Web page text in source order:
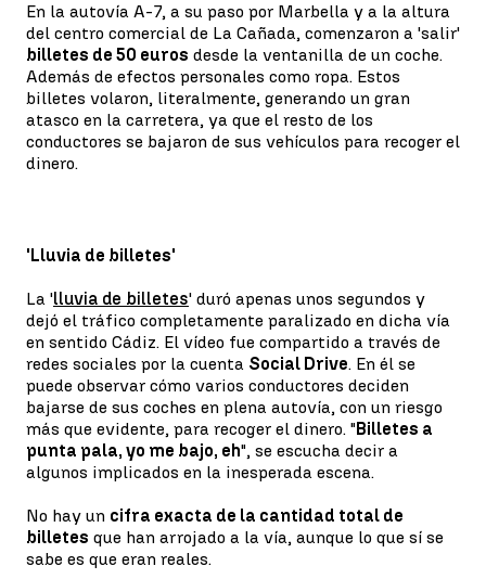
En la autovía A-7, a su paso por Marbella y a la altura
del centro comercial de La Cañada, comenzaron a 'salir'
billetes de 50 euros desde la ventanilla de un coche.
Además de efectos personales como ropa. Estos
billetes volaron, literalmente, generando un gran
atasco en la carretera, ya que el resto de los
conductores se bajaron de sus vehículos para recoger el
dinero.
'Lluvia de billetes'
La 'lluvia de billetes' duró apenas unos segundos y
dejó el tráfico completamente paralizado en dicha vía
en sentido Cádiz. El vídeo fue compartido a través de
redes sociales por la cuenta Social Drive. En él se
puede observar cómo varios conductores deciden
bajarse de sus coches en plena autovía, con un riesgo
más que evidente, para recoger el dinero. "Billetes a
punta pala, yo me bajo, eh", se escucha decir a
algunos implicados en la inesperada escena.
No hay un cifra exacta de la cantidad total de
billetes que han arrojado a la vía, aunque lo que sí se
sabe es que eran reales.